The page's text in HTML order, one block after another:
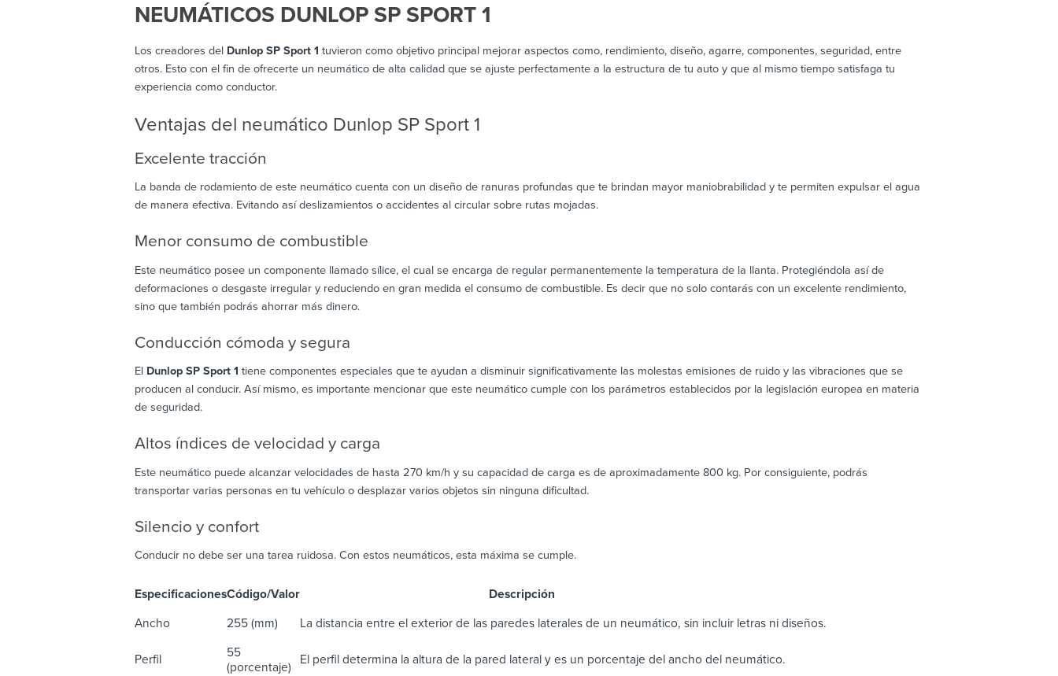
NEUMÁTICOS DUNLOP SP SPORT 1
Los creadores del Dunlop SP Sport 1 tuvieron como objetivo principal mejorar aspectos como, rendimiento, diseño, agarre, componentes, seguridad, entre
otros. Esto con el fin de ofrecerte un neumático de alta calidad que se ajuste perfectamente a la estructura de tu auto y que al mismo tiempo satisfaga tu
experiencia como conductor.
Ventajas del neumático Dunlop SP Sport 1
Excelente tracción
La banda de rodamiento de este neumático cuenta con un diseño de ranuras profundas que te brindan mayor maniobrabilidad y te permiten expulsar el agua
de manera efectiva. Evitando así deslizamientos o accidentes al circular sobre rutas mojadas.
Menor consumo de combustible
Este neumático posee un componente llamado sílice, el cual se encarga de regular permanentemente la temperatura de la llanta. Protegiéndola así de
deformaciones o desgaste irregular y reduciendo en gran medida el consumo de combustible. Es decir que no solo contarás con un excelente rendimiento,
sino que también podrás ahorrar más dinero.
Conducción cómoda y segura
El Dunlop SP Sport 1 tiene componentes especiales que te ayudan a disminuir significativamente las molestas emisiones de ruido y las vibraciones que se
producen al conducir. Así mismo, es importante mencionar que este neumático cumple con los parámetros establecidos por la legislación europea en materia
de seguridad.
Altos índices de velocidad y carga
Este neumático puede alcanzar velocidades de hasta 270 km/h y su capacidad de carga es de aproximadamente 800 kg. Por consiguiente, podrás
transportar varias personas en tu vehículo o desplazar varios objetos sin ninguna dificultad.
Silencio y confort
Conducir no debe ser una tarea ruidosa. Con estos neumáticos, esta máxima se cumple.
EspecificacionesCódigo/ValorDescripción
Ancho 255 (mm) La distancia entre el exterior de las paredes laterales de un neumático, sin incluir letras ni diseños.
Perfil
55
(porcentaje)
El perfil determina la altura de la pared lateral y es un porcentaje del ancho del neumático.